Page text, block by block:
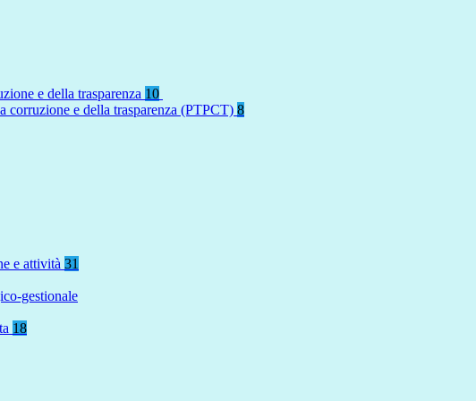
e della trasparenza 10
corruzione e della trasparenza (PTPCT) 8
e attività 31
gestionale
18